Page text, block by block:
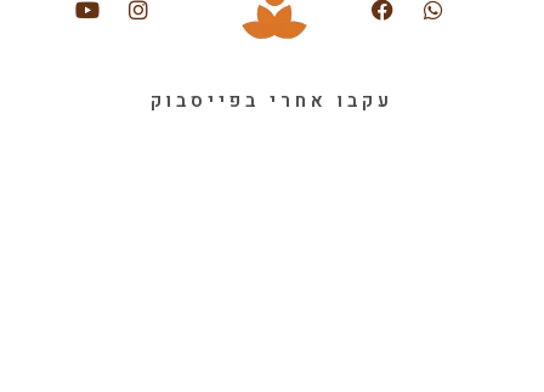
עקבו אחרי בפייסבוק